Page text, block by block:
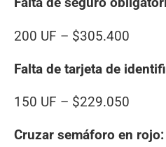
200 UF – $305.400
Falta de tarjeta de
150 UF – $229.050
Cruzar semáforo en rojo: